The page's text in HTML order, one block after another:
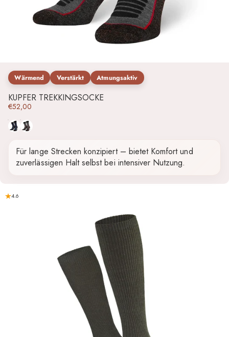
Wärmend Verstärkt Atmungsaktiv
KUPFER TREKKINGSOCKE
€52,00
BlauSchwarz-Grau
Für lange Strecken konzipiert – bietet Komfort und
zuverlässigen Halt selbst bei intensiver Nutzung.
4.6